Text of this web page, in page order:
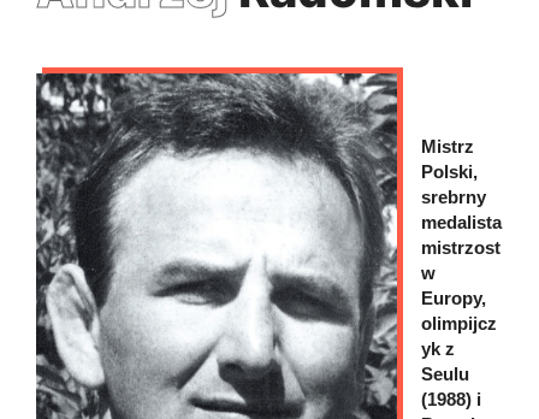
Mistrz
Polski,
srebrny
medalista
mistrzost
w
Europy,
olimpijcz
yk z
Seulu
(1988) i